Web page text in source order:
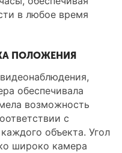
в любое время
ПОЛОЖЕНИЯ
обеспечивала
возможность
с
объекта. Угол
широко камера